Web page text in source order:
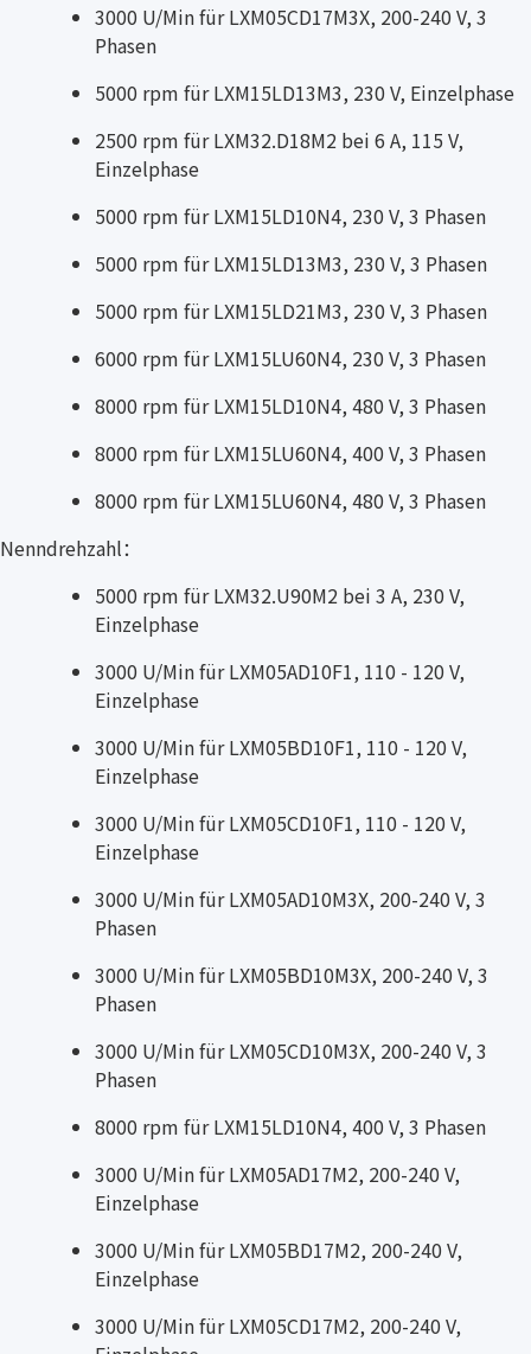
3000 U/Min für LXM05CD17M3X, 200-240 V, 3
Phasen
5000 rpm für LXM15LD13M3, 230 V, Einzelphase
2500 rpm für LXM32.D18M2 bei 6 A, 115 V,
Einzelphase
5000 rpm für LXM15LD10N4, 230 V, 3 Phasen
5000 rpm für LXM15LD13M3, 230 V, 3 Phasen
5000 rpm für LXM15LD21M3, 230 V, 3 Phasen
6000 rpm für LXM15LU60N4, 230 V, 3 Phasen
8000 rpm für LXM15LD10N4, 480 V, 3 Phasen
8000 rpm für LXM15LU60N4, 400 V, 3 Phasen
8000 rpm für LXM15LU60N4, 480 V, 3 Phasen
Nenndrehzahl：
5000 rpm für LXM32.U90M2 bei 3 A, 230 V,
Einzelphase
3000 U/Min für LXM05AD10F1, 110 - 120 V,
Einzelphase
3000 U/Min für LXM05BD10F1, 110 - 120 V,
Einzelphase
3000 U/Min für LXM05CD10F1, 110 - 120 V,
Einzelphase
3000 U/Min für LXM05AD10M3X, 200-240 V, 3
Phasen
3000 U/Min für LXM05BD10M3X, 200-240 V, 3
Phasen
3000 U/Min für LXM05CD10M3X, 200-240 V, 3
Phasen
8000 rpm für LXM15LD10N4, 400 V, 3 Phasen
3000 U/Min für LXM05AD17M2, 200-240 V,
Einzelphase
3000 U/Min für LXM05BD17M2, 200-240 V,
Einzelphase
3000 U/Min für LXM05CD17M2, 200-240 V,